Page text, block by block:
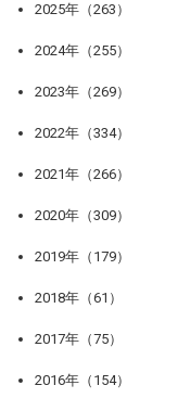
2025年（263）
2024年（255）
2023年（269）
2022年（334）
2021年（266）
2020年（309）
2019年（179）
2018年（61）
2017年（75）
2016年（154）